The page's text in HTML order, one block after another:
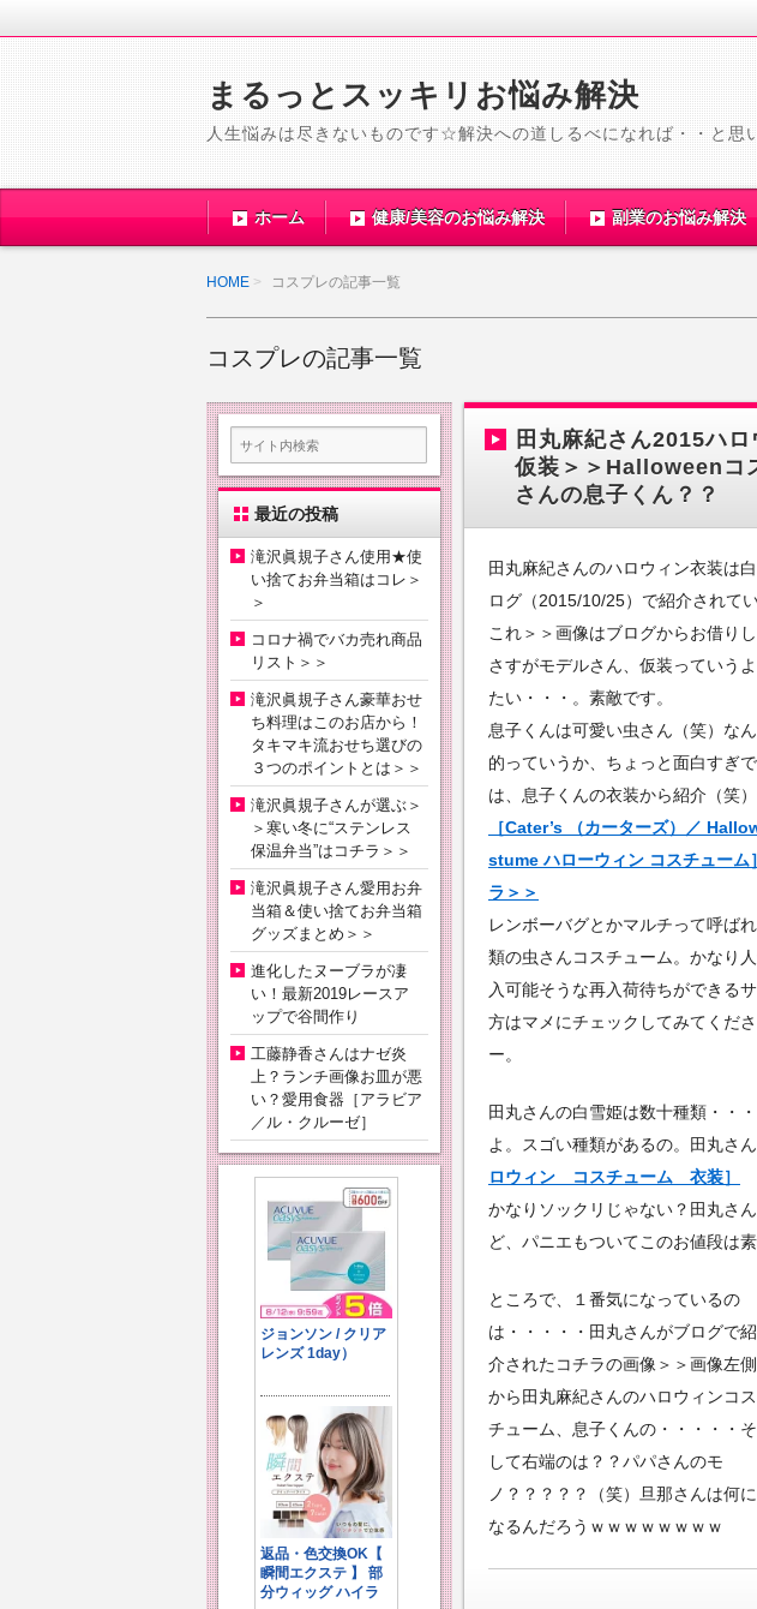
まるっとスッキリお悩み解決
人生悩みは尽きないものです☆解決への道しるべになれば・・と思
ホーム 健康/美容のお悩み解決 副業のお悩み解決
HOME コスプレの記事一覧
コスプレの記事一覧
田丸麻紀さん2015ハ
仮装＞＞Halloweenコ
さんの息子くん？？
田丸麻紀さんのハロウィン衣装は
ログ（2015/10/25）で紹介されて
これ＞＞画像はブログからお借りし
さすがモデルさん、仮装っていう
たい・・・。素敵です。
息子くんは可愛い虫さん（笑）な
的っていうか、ちょっと面白すぎ
は、息子くんの衣装から紹介（笑）
［Cater’s （カーターズ）／
stume ハローウィン コスチューム
ラ＞＞
レンボーバグとかマルチって呼ば
類の虫さんコスチューム。かなり
入可能そうな再入荷待ちができる
方はマメにチェックしてみてくだ
ー。
田丸さんの白雪姫は数十種類・・
よ。スゴい種類があるの。田丸さ
ロウィン コスチューム 衣装］
かなりソックリじゃない？田丸さ
ど、パニエもついてこのお値段は素
ところで、１番気になっているの
は・・・・・田丸さんがブログで紹
介されたコチラの画像＞＞画像左側
から田丸麻紀さんのハロウィンコス
チューム、息子くんの・・・・・そ
して右端のは？？パパさんのモ
ノ？？？？？（笑）旦那さんは何に
なるんだろうｗｗｗｗｗｗｗｗ
最近の投稿
滝沢眞規子さん使用★使
い捨てお弁当箱はコレ＞
＞
コロナ禍でバカ売れ商品
リスト＞＞
滝沢眞規子さん豪華おせ
ち料理はこのお店から！
タキマキ流おせち選びの
３つのポイントとは＞＞
滝沢眞規子さんが選ぶ＞
＞寒い冬に“ステンレス
保温弁当”はコチラ＞＞
滝沢眞規子さん愛用お弁
当箱＆使い捨てお弁当箱
グッズまとめ＞＞
進化したヌーブラが凄
い！最新2019レースア
ップで谷間作り
工藤静香さんはナゼ炎
上？ランチ画像お皿が悪
い？愛用食器［アラビア
／ル・クルーゼ］